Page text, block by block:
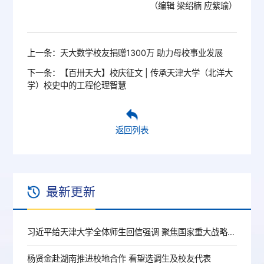
（编辑 梁绍楠 应紫瑜）
上一条： 天大数学校友捐赠1300万 助力母校事业发展
下一条：
【百卅天大】校庆征文 | 传承天津大学（北洋大
学）校史中的工程伦理智慧
返回列表
最新更新
习近平给天津大学全体师生回信强调 聚焦国家重大战略需求提高人才培养质量 更好服务经济社会发展
杨贤金赴湖南推进校地合作 看望选调生及校友代表